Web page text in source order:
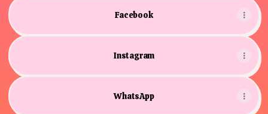
Facebook
Instagram
WhatsApp